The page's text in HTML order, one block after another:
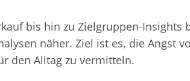
bis hin zu Zielgruppen-
näher. Ziel ist es, die Angst
den Alltag zu vermitteln.